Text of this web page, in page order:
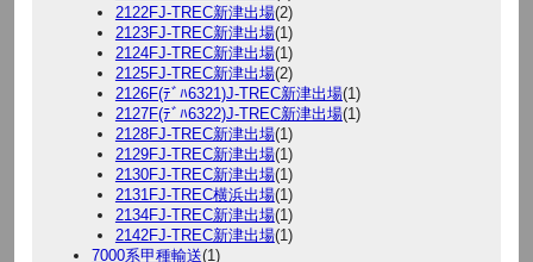
2122FJ-TREC新津出場(2)
2123FJ-TREC新津出場(1)
2124FJ-TREC新津出場(1)
2125FJ-TREC新津出場(2)
2126F(ﾃﾞﾊ6321)J-TREC新津出場(1)
2127F(ﾃﾞﾊ6322)J-TREC新津出場(1)
2128FJ-TREC新津出場(1)
2129FJ-TREC新津出場(1)
2130FJ-TREC新津出場(1)
2131FJ-TREC横浜出場(1)
2134FJ-TREC新津出場(1)
2142FJ-TREC新津出場(1)
7000系甲種輸送(1)